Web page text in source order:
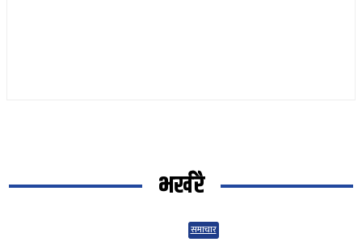
भर्खरै
समाचार